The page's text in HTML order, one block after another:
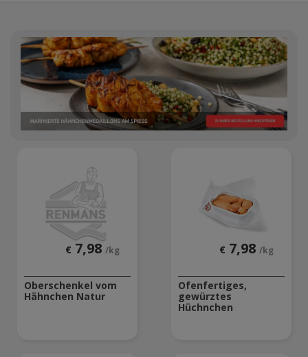
€ 7,98 /kg
Oberschenkel vom
Hähnchen Natur
€ 7,98 /kg
Ofenfertiges,
gewürztes
Hüchnchen